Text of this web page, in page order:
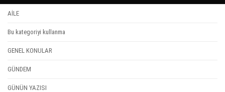
AİLE
Bu kategoriyi kullanma
GENEL KONULAR
GÜNDEM
GÜNÜN YAZISI